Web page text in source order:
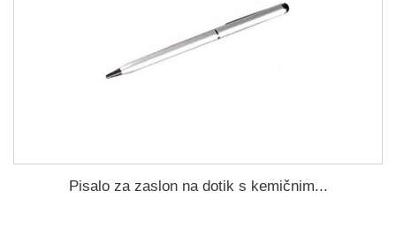
Pisalo za zaslon na dotik s kemičnim...